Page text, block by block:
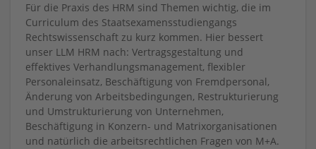
Für die Praxis des HRM sind Themen wichtig, die im
Curriculum des Staatsexamensstudiengangs
Rechtswissenschaft zu kurz kommen. Hier bessert
unser LLM HRM nach: Vertragsgestaltung und
effektives Verhandlungsmanagement, flexibler
Personaleinsatz, Beschäftigung von Fremdpersonal,
Änderung von Arbeitsbedingungen, Restrukturierung
und Umstrukturierung von Unternehmen,
Beschäftigung in Konzern- und Matrixorganisationen
und natürlich die arbeitsrechtlichen Fragen von M+A.